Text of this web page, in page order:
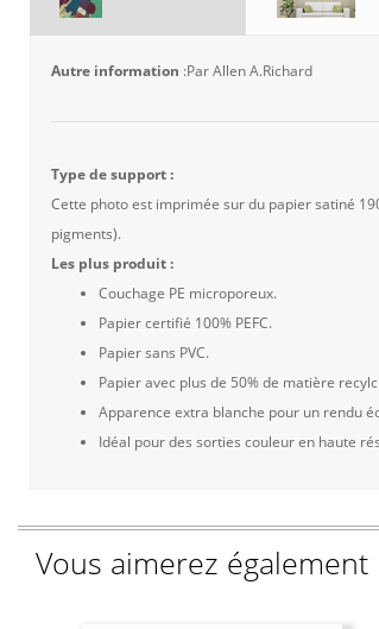
Autre information :Par Allen A.Richard
Type de support :
Cette photo est imprimée sur du papier satiné
pigments).
Les plus produit :
Couchage PE microporeux.
Papier certifié 100% PEFC.
Papier sans PVC.
Papier avec plus de 50% de matière
Apparence extra blanche pour un rendu
Idéal pour des sorties couleur en haute
Vous aimerez également